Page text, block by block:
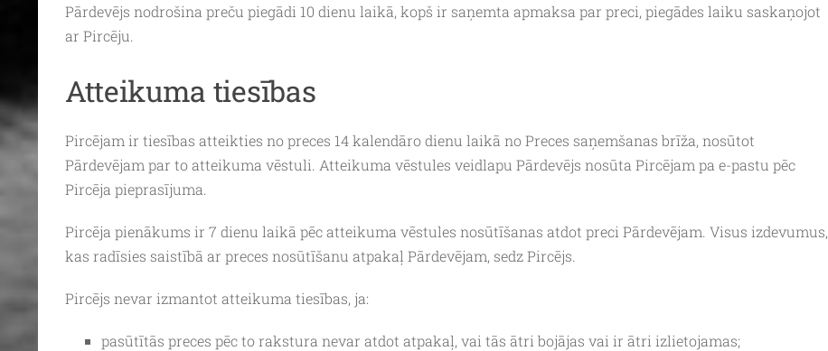
Pārdevējs nodrošina preču piegādi 10 dienu laikā, kopš ir saņemta apmaksa par preci, piegādes laiku saskaņojot
ar Pircēju.
Atteikuma tiesības
Pircējam ir tiesības atteikties no preces 14 kalendāro dienu laikā no Preces saņemšanas brīža, nosūtot
Pārdevējam par to atteikuma vēstuli. Atteikuma vēstules veidlapu Pārdevējs nosūta Pircējam pa e-pastu pēc
Pircēja pieprasījuma.
Pircēja pienākums ir 7 dienu laikā pēc atteikuma vēstules nosūtīšanas atdot preci Pārdevējam. Visus izdevumus,
kas radīsies saistībā ar preces nosūtīšanu atpakaļ Pārdevējam, sedz Pircējs.
Pircējs nevar izmantot atteikuma tiesības, ja:
pasūtītās preces pēc to rakstura nevar atdot atpakaļ, vai tās ātri bojājas vai ir ātri izlietojamas;